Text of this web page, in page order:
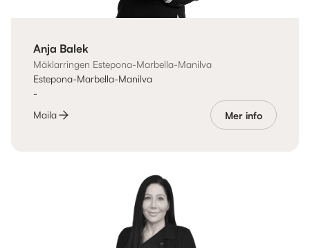
Anja Balek
Mäklarringen Estepona-Marbella-Manilva
Estepona-Marbella-Manilva
-
Maila
Mer info